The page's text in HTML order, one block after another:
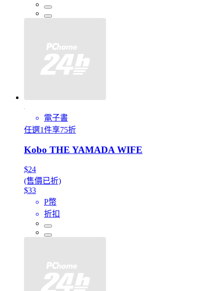
電子書
任選1件享75折
Kobo THE YAMADA WIFE
$24
(售價已折)
$33
P幣
折扣